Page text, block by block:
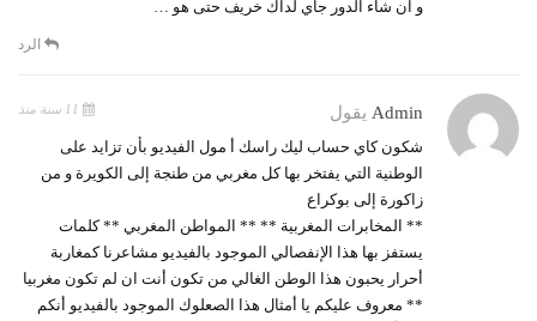
و ان شاء الدور جاي لداك خريف حتى هو …
الرد
Admin يقول
شكون كاي حساب ليك راسك أ مول الفيديو بأن تزايد على
الوطنية التي يفتخر بها كل مغربي من طنجة إلى الكويرة و من
زاكورة إلى بوكراع
** المخابرات المغربية ** ** المواطن المغربي ** كلمات
يستفز بها هذا الإنفصالي الموجود بالفيديو مشاعرنا كمغاربة
أحرار يحبون هذا الوطن الغالي من تكون أنت ان لم تكون مغربيا
** معروف عليكم يا أمثال هذا الصعلوك الموجود بالفيديو أنكم